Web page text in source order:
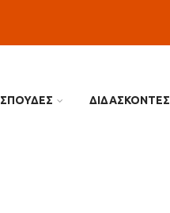
ΣΠΟΥΔΕΣ ΔΙΔΑΣΚΟΝΤΕΣ